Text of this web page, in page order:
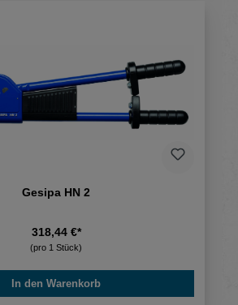
Gesipa HN 2
318,44 €*
(pro 1 Stück)
In den Warenkorb